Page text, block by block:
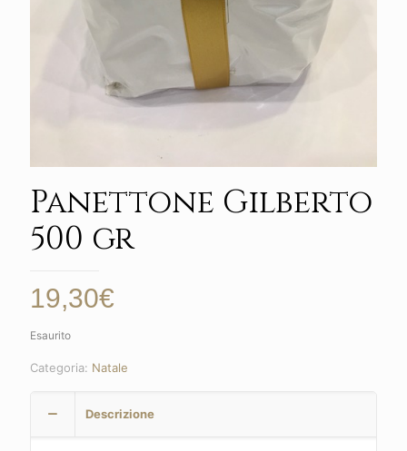
Panettone Gilberto
500 gr
19,30€
Esaurito
Categoria: Natale
Descrizione